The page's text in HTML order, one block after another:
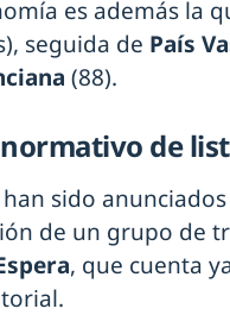
es además la
seguida de País
(88).
de
sido
de un grupo de
, que cuenta